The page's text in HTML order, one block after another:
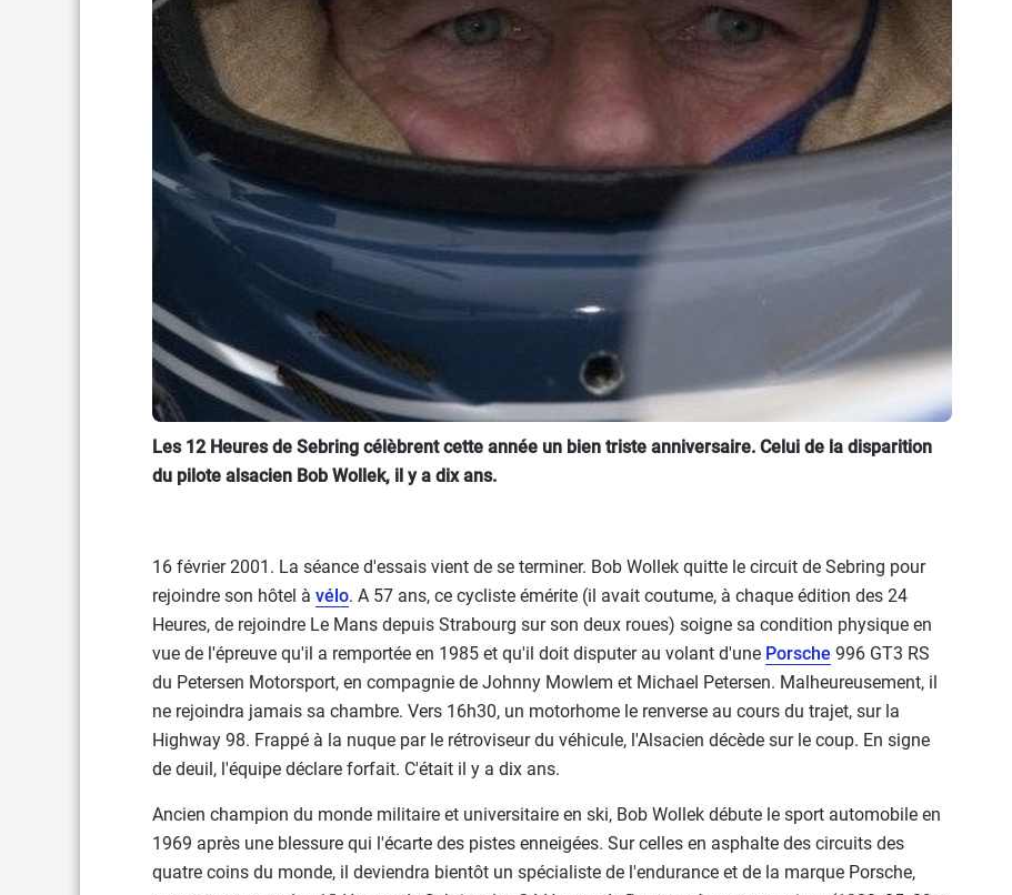
Les 12 Heures de Sebring célèbrent cette année un bien triste anniversaire. Celui de la disparition
du pilote alsacien Bob Wollek, il y a dix ans.
16 février 2001. La séance d'essais vient de se terminer. Bob Wollek quitte le circuit de Sebring pour
rejoindre son hôtel à vélo. A 57 ans, ce cycliste émérite (il avait coutume, à chaque édition des 24
Heures, de rejoindre Le Mans depuis Strabourg sur son deux roues) soigne sa condition physique en
vue de l'épreuve qu'il a remportée en 1985 et qu'il doit disputer au volant d'une Porsche 996 GT3 RS
du Petersen Motorsport, en compagnie de Johnny Mowlem et Michael Petersen. Malheureusement, il
ne rejoindra jamais sa chambre. Vers 16h30, un motorhome le renverse au cours du trajet, sur la
Highway 98. Frappé à la nuque par le rétroviseur du véhicule, l'Alsacien décède sur le coup. En signe
de deuil, l'équipe déclare forfait. C'était il y a dix ans.
Ancien champion du monde militaire et universitaire en ski, Bob Wollek débute le sport automobile en
1969 après une blessure qui l'écarte des pistes enneigées. Sur celles en asphalte des circuits des
quatre coins du monde, il deviendra bientôt un spécialiste de l'endurance et de la marque Porsche,